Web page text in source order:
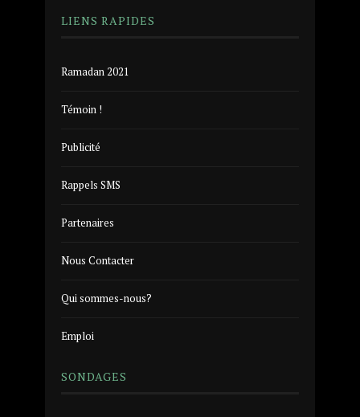
LIENS RAPIDES
Ramadan 2021
Témoin !
Publicité
Rappels SMS
Partenaires
Nous Contacter
Qui sommes-nous?
Emploi
SONDAGES